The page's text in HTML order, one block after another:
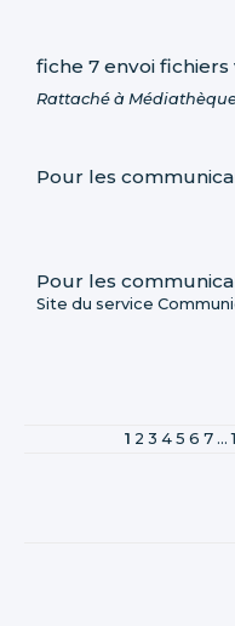
fiche 7 envoi
Rattaché à
Pour les
Pour les
Site du service
1 2 3 4 5 6 7 ...